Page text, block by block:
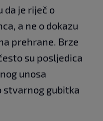
da je riječ o
a ne o dokazu
prehrane. Brze
su posljedica
unosa
stvarnog gubitka